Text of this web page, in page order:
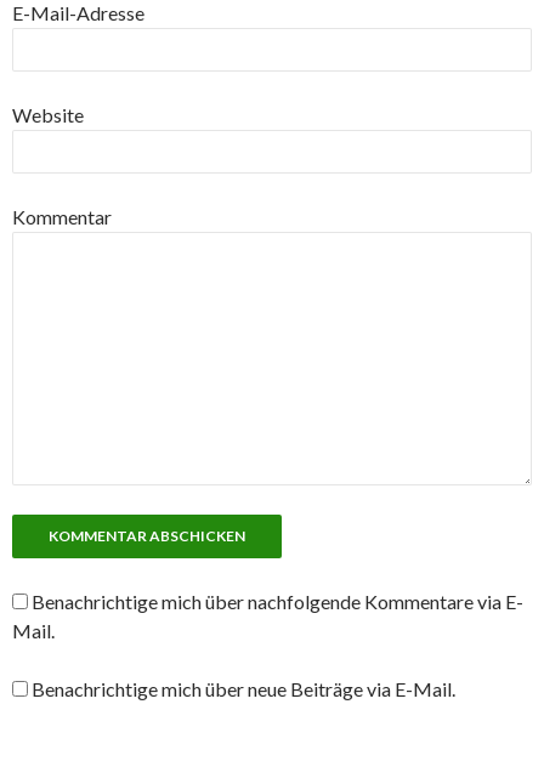
E-Mail-Adresse
Website
Kommentar
Benachrichtige mich über nachfolgende Kommentare via E-
Mail.
Benachrichtige mich über neue Beiträge via E-Mail.